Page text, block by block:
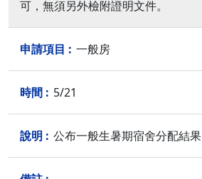
可，無須另外檢附證明文件。
一般房
5/21
公布一般生暑期宿舍分配結果